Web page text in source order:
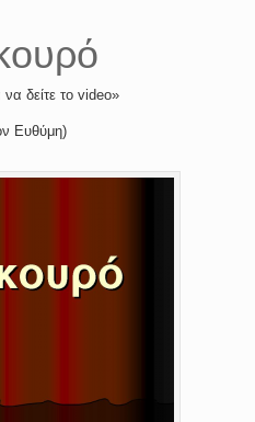
να δείτε το video»
Ευθύμη)